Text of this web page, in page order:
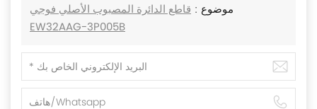
موضوع : قاطع الدائرة المصبوب الأصلي فوجي
EW32AAG-3P005B